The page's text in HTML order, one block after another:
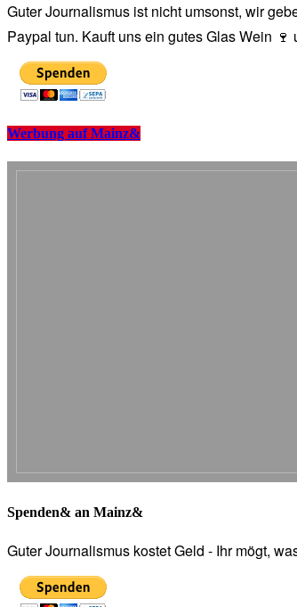
Guter Journalismus ist nicht umsonst, wir
Paypal tun. Kauft uns ein gutes Glas Wein
Werbung auf Mainz&
Spenden& an Mainz&
Guter Journalismus kostet Geld - Ihr mögt,